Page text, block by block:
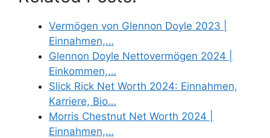
Vermögen von Glennon Doyle 2023 |
Einnahmen,…
Glennon Doyle Nettovermögen 2024 |
Einkommen,…
Slick Rick Net Worth 2024: Einnahmen,
Karriere, Bio…
Morris Chestnut Net Worth 2024 |
Einnahmen,…